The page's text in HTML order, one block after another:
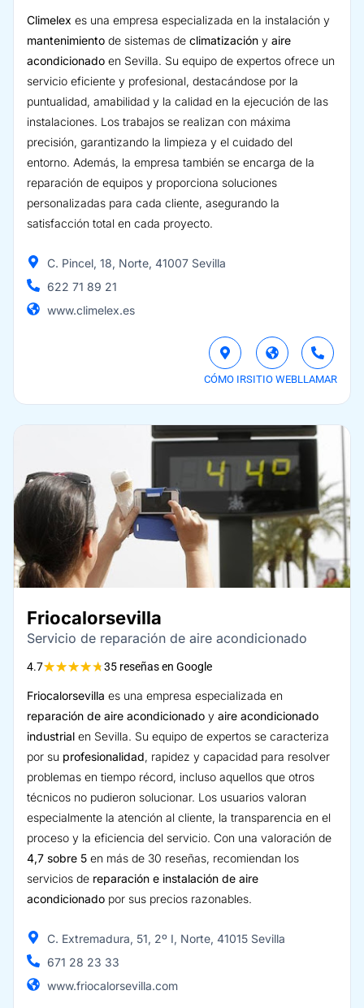
Climelex es una empresa especializada en la instalación y
mantenimiento de sistemas de climatización y aire
acondicionado en Sevilla. Su equipo de expertos ofrece un
servicio eficiente y profesional, destacándose por la
puntualidad, amabilidad y la calidad en la ejecución de las
instalaciones. Los trabajos se realizan con máxima
precisión, garantizando la limpieza y el cuidado del
entorno. Además, la empresa también se encarga de la
reparación de equipos y proporciona soluciones
personalizadas para cada cliente, asegurando la
satisfacción total en cada proyecto.
C. Pincel, 18, Norte, 41007 Sevilla
622 71 89 21
www.climelex.es
CÓMO IRSITIO WEBLLAMAR
Friocalorsevilla
Servicio de reparación de aire acondicionado
4.7★★★★★35 reseñas en Google
Friocalorsevilla es una empresa especializada en
reparación de aire acondicionado y aire acondicionado
industrial en Sevilla. Su equipo de expertos se caracteriza
por su profesionalidad, rapidez y capacidad para resolver
problemas en tiempo récord, incluso aquellos que otros
técnicos no pudieron solucionar. Los usuarios valoran
especialmente la atención al cliente, la transparencia en el
proceso y la eficiencia del servicio. Con una valoración de
4,7 sobre 5 en más de 30 reseñas, recomiendan los
servicios de reparación e instalación de aire
acondicionado por sus precios razonables.
C. Extremadura, 51, 2º I, Norte, 41015 Sevilla
671 28 23 33
www.friocalorsevilla.com